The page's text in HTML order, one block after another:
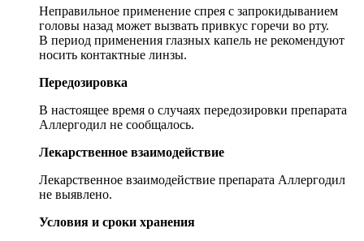
Неправильное применение спрея с запрокидыванием
головы назад может вызвать привкус горечи во рту.
В период применения глазных капель не рекомендуют
носить контактные линзы.
Передозировка
В настоящее время о случаях передозировки препарата
Аллергодил не сообщалось.
Лекарственное взаимодействие
Лекарственное взаимодействие препарата Аллергодил
не выявлено.
Условия и сроки хранения